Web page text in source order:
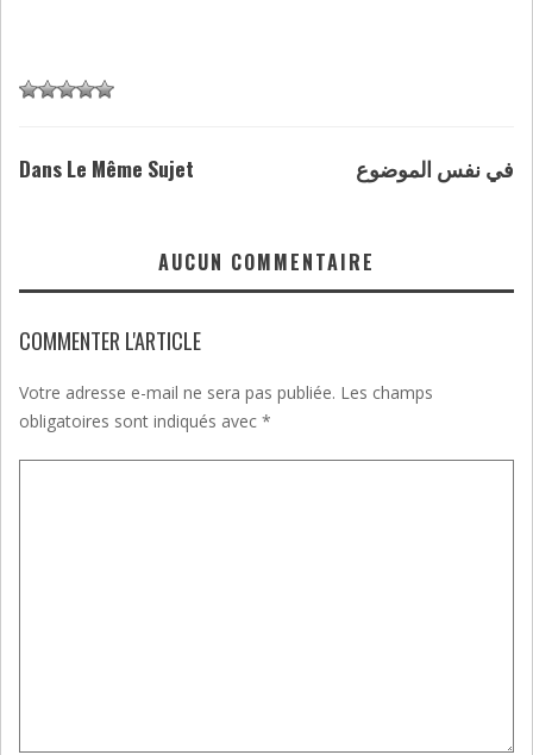
Dans Le Même Sujet في نفس الموضوع
AUCUN COMMENTAIRE
COMMENTER L'ARTICLE
Votre adresse e-mail ne sera pas publiée. Les champs
obligatoires sont indiqués avec *